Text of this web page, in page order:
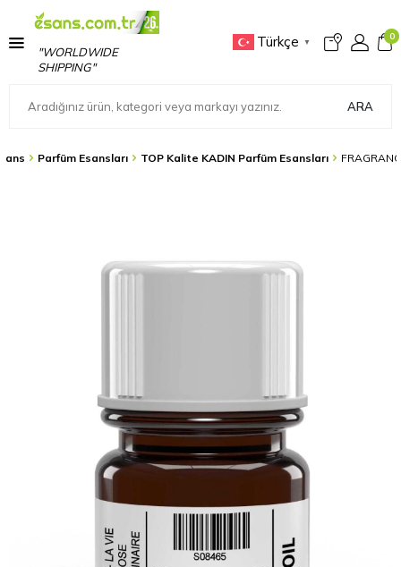
"WORLDWIDE
SHIPPING"
Türkçe ▼
0
ARA
Parfüm Esansları TOP Kalite KADIN Parfüm Esansları